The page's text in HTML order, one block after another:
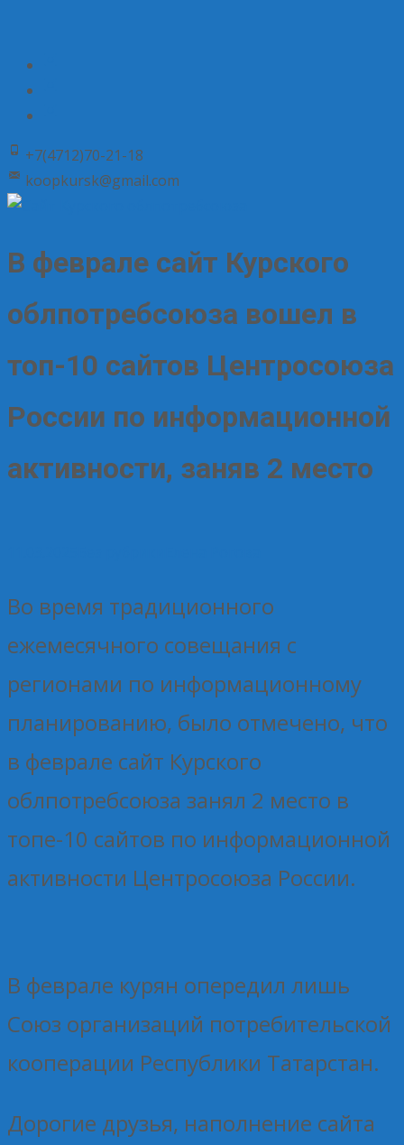
+7(4712)70-21-18
koopkursk@gmail.com
В феврале сайт Курского
облпотребсоюза вошел в
топ-10 сайтов Центросоюза
России по информационной
активности, заняв 2 место
Во время традиционного
ежемесячного совещания с
регионами по информационному
планированию, было отмечено, что
в феврале сайт Курского
облпотребсоюза занял 2 место в
топе-10 сайтов по информационной
активности Центросоюза России.
В феврале курян опередил лишь
Союз организаций потребительской
кооперации Республики Татарстан.
Дорогие друзья, наполнение сайта